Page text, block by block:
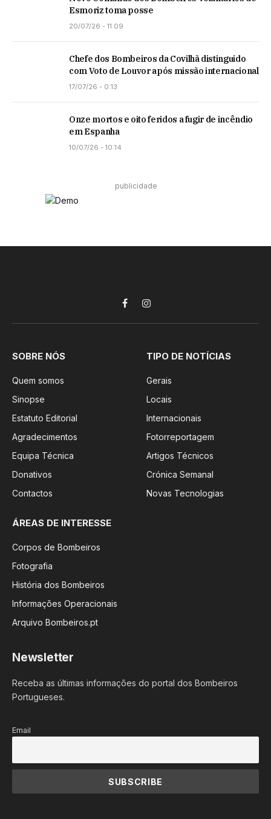
Esmoriz toma posse
20/07/26 - 11:09
Chefe dos Bombeiros da Covilhã distinguido
com Voto de Louvor após missão internacional
17/07/26 - 0:13
Onze mortos e oito feridos a fugir de incêndio
em Espanha
10/07/26 - 10:14
publicidade
FacebookInstagram
SOBRE NÓS
Quem somos
Sinopse
Estatuto Editorial
Agradecimentos
Equipa Técnica
Donativos
Contactos
TIPO DE NOTÍCIAS
Gerais
Locais
Internacionais
Fotorreportagem
Artigos Técnicos
Crónica Semanal
Novas Tecnologias
ÁREAS DE INTERESSE
Corpos de Bombeiros
Fotografia
História dos Bombeiros
Informações Operacionais
Arquivo Bombeiros.pt
Newsletter
Receba as últimas informações do portal dos Bombeiros
Portugueses.
Email